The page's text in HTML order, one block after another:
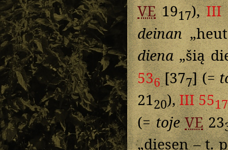
VE1917),III
deinan
diena„šią
536[377] (=
2120),III 5517
(=toje VE23
„diesen – t.